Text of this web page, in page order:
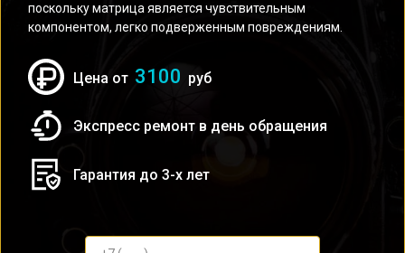
поскольку матрица является чувствительным
компонентом, легко подверженным повреждениям.
Цена от 3100 руб
Экспресс ремонт в день обращения
Гарантия до 3-х лет